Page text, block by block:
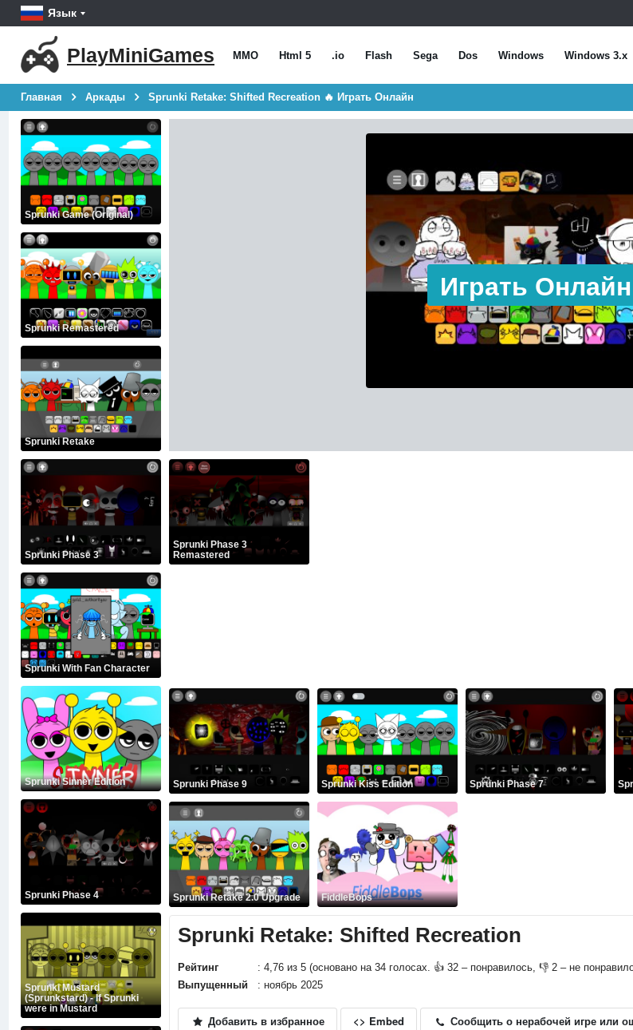
Язык
PlayMiniGames MMO Html 5 .io Flash Sega Dos Windows Windows 3.x
Главная Аркады Sprunki Retake: Shifted Recreation 🔥 Играть Онлайн
Sprunki Game (Original)
Sprunki Remastered
Sprunki Retake
Sprunki Phase 3
Sprunki With Fan Character
Sprunki Sinner Edition
Sprunki Phase 4
Sprunki Mustard
(Sprunkstard) - If Sprunki
were in Mustard
Играть Онлайн
Sprunki Phase 3
Remastered
Sprunki Phase 9 Sprunki Kiss Edition Sprunki Phase 7
Sprunki Retake 2.0 Upgrade FiddleBops
Sprunki Retake: Shifted Recreation
Рейтинг
: 4,76 из 5 (основано на 34 голосах. 👍 32 – понравилось, 👎 2 – не
Выпущенный
: ноябрь 2025
Добавить в избранное <> Embed Сообщить о нерабочей игре или